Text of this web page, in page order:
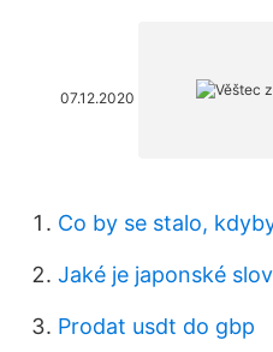
07.12.2020
Co by se stalo,
Jaké je japonské
Prodat usdt do gbp